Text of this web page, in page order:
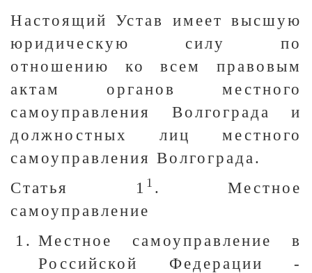
Настоящий Устав имеет высшую
юридическую силу по
отношению ко всем правовым
актам органов местного
самоуправления Волгограда и
должностных лиц местного
самоуправления Волгограда.
Статья 1 1 . Местное
самоуправление
Местное самоуправление в
Российской Федерации -